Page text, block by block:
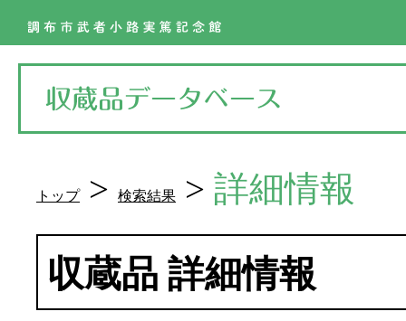
トップ> 検索結果 > 詳細情報
収蔵品 詳細情報